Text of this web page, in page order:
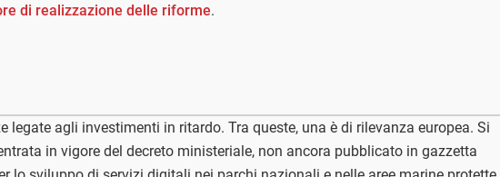
di realizzazione delle riforme.
legate agli investimenti in ritardo. Tra queste, una è di rilevanza europea. Si
in vigore del decreto ministeriale, non ancora pubblicato in gazzetta